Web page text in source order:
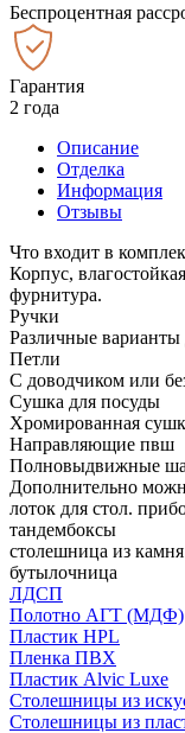
Беспроцентная
Гарантия
2 года
Описание
Отделка
Информация
Отзывы
Что входит в
Корпус,
фурнитура.
Ручки
Различные варианты
Петли
С доводчиком или
Сушка для посуды
Хромированная
Направляющие пвш
Полновыдвижные
Дополнительно
лоток для стол.
тандембоксы
столешница из камня
бутылочница
ЛДСП
Полотно АГТ (МДФ)
Пластик HPL
Пленка ПВХ
Пластик Alvic Luxe
Столешницы из
Столешницы из